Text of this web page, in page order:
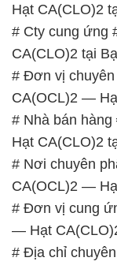
Hạt CA(CLO)2
# Cty cung ứng
CA(CLO)2 tại
# Đơn vị
CA(OCL)2 —
# Nhà bán
Hạt CA(CLO)2
# Nơi chuyên
CA(OCL)2 —
# Đơn vị cung
— Hạt
# Địa chỉ